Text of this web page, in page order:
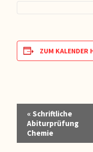
ZUM KALENDER
Navigation
« Schriftliche
Abiturprüfung
Chemie